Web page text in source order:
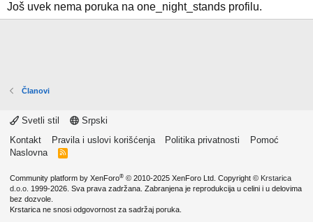
Još uvek nema poruka na one_night_stands profilu.
Članovi
Svetli stil
Srpski
Kontakt
Pravila i uslovi korišćenja Politika privatnosti
Pomoć
Naslovna
R
Community platform by XenForo® © 2010-2025 XenForo Ltd. Copyright © Krstarica
d.o.o. 1999-2026. Sva prava zadržana. Zabranjena je reprodukcija u celini i u delovima
bez dozvole.
Krstarica ne snosi odgovornost za sadržaj poruka.